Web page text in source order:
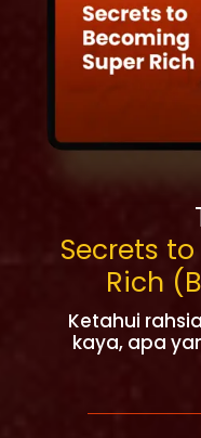
Secrets
Rich
Ketahui
kaya, apa